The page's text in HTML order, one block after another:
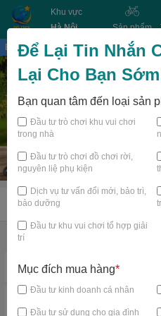
Khu vực
Hà Nội
Sản phẩm
Bạn đang xem tại
TRANG CHỦ
Đồ chơi shop mầm non Thiết bị
Danh mục nổi bật
Để Lại Tin Nhắn
Lại Cho Bạn
Bạn quan tâm đến loại sản
Đầu tư trò chơi khu vui chơi
trong nhà
Đầu tư trò chơi đồ chơi rời,
nguyên liệ phụ kiện
Dịch vụ tư vấn đổi mới, bảo trì,
bảo dưỡng
Đầu tư khu vui chơi tổ hợp giải
trí
Mục đích mua hàng*
Đầu tư kinh doanh cá nhân
Đầu tư sử dụng cho gia đình